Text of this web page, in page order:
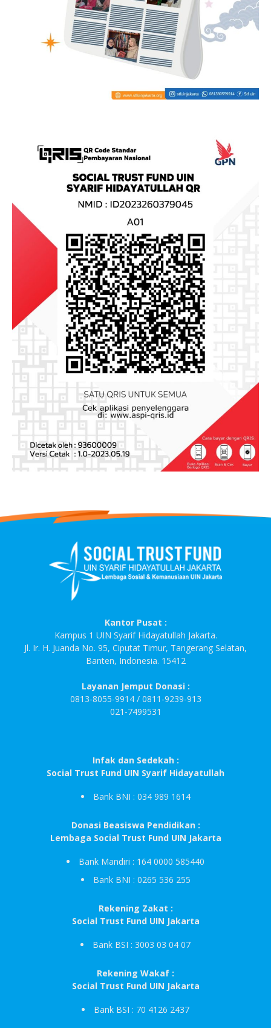
Kantor Pusat :
Kampus 1 UIN Syarif Hidayatullah Jakarta.
Jl. Ir. H. Juanda No. 95, Ciputat Timur, Tangerang Selatan,
Banten, Indonesia. 15412
Layanan Jemput Donasi :
0813-8055-9914 / 0811-9239-913
021-7499531
Infak dan Sedekah :
Social Trust Fund UIN Syarif Hidayatullah
Bank BNI : 034 989 1614
Donasi Beasiswa Pendidikan :
Lembaga Social Trust Fund UIN Jakarta
Bank Mandiri : 164 0000 585440
Bank BNI : 0265 536 255
Rekening Zakat :
Social Trust Fund UIN Jakarta
Bank BSI : 3003 03 04 07
Rekening Wakaf :
Social Trust Fund UIN Jakarta
Bank BSI : 70 4126 2437